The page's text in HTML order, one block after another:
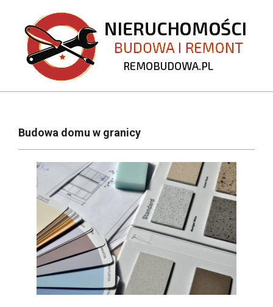
content
REMOBUDOWA.PL
NavigationBudowa domu w granicy